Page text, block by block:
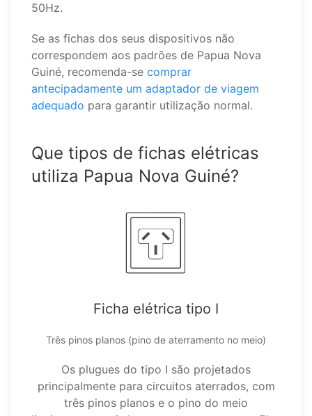
50Hz.
Se as fichas dos seus dispositivos não
correspondem aos padrões de Papua Nova
Guiné, recomenda-se comprar
antecipadamente um adaptador de viagem
adequado para garantir utilização normal.
Que tipos de fichas elétricas
utiliza Papua Nova Guiné?
Ficha elétrica tipo I
Três pinos planos (pino de aterramento no meio)
Os plugues do tipo I são projetados
principalmente para circuitos aterrados, com
três pinos planos e o pino do meio